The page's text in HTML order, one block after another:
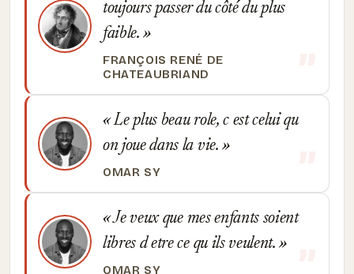
toujours passer du côté du plus
faible.
FRANÇOIS RENÉ DE
CHATEAUBRIAND
Le plus beau role, c est celui qu
on joue dans la vie.
OMAR SY
Je veux que mes enfants soient
libres d etre ce qu ils veulent.
OMAR SY